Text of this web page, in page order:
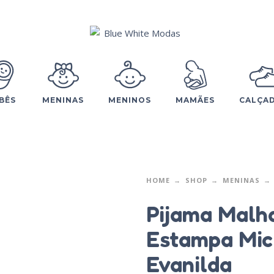
MENINAS MENINOS MAMÃES
HOME SHOP MENINAS
Pijama
Estampa
Evanilda